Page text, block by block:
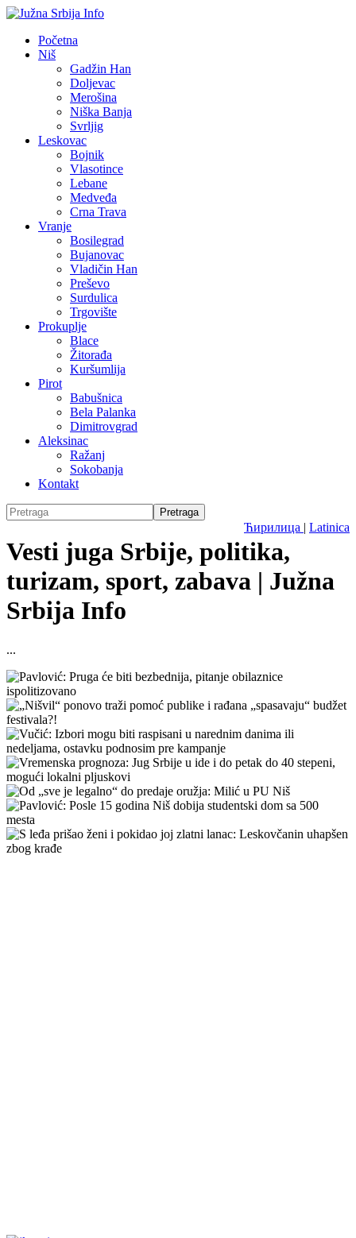
Početna
Niš
Gadžin Han
Doljevac
Merošina
Niška Banja
Svrljig
Leskovac
Bojnik
Vlasotince
Lebane
Medveđa
Crna Trava
Vranje
Bosilegrad
Bujanovac
Vladičin Han
Preševo
Surdulica
Trgovište
Prokuplje
Blace
Žitorađa
Kuršumlija
Pirot
Babušnica
Bela Palanka
Dimitrovgrad
Aleksinac
Ražanj
Sokobanja
Kontakt
Ћирилица | Latinica
Vesti juga Srbije, politika,
turizam, sport, zabava | Južna
Srbija Info
...